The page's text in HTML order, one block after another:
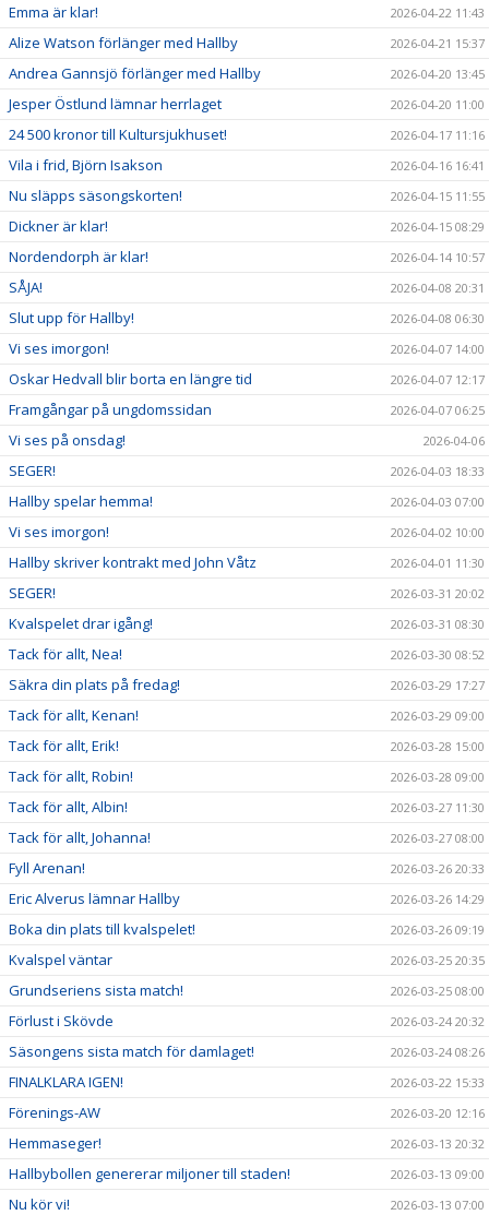
Emma är klar! 2026-04-22 11:43
Alize Watson förlänger med Hallby 2026-04-21 15:37
Andrea Gannsjö förlänger med Hallby 2026-04-20 13:45
Jesper Östlund lämnar herrlaget 2026-04-20 11:00
24 500 kronor till Kultursjukhuset! 2026-04-17 11:16
Vila i frid, Björn Isakson 2026-04-16 16:41
Nu släpps säsongskorten! 2026-04-15 11:55
Dickner är klar! 2026-04-15 08:29
Nordendorph är klar! 2026-04-14 10:57
SÅJA! 2026-04-08 20:31
Slut upp för Hallby! 2026-04-08 06:30
Vi ses imorgon! 2026-04-07 14:00
Oskar Hedvall blir borta en längre tid 2026-04-07 12:17
Framgångar på ungdomssidan 2026-04-07 06:25
Vi ses på onsdag! 2026-04-06
SEGER! 2026-04-03 18:33
Hallby spelar hemma! 2026-04-03 07:00
Vi ses imorgon! 2026-04-02 10:00
Hallby skriver kontrakt med John Våtz 2026-04-01 11:30
SEGER! 2026-03-31 20:02
Kvalspelet drar igång! 2026-03-31 08:30
Tack för allt, Nea! 2026-03-30 08:52
Säkra din plats på fredag! 2026-03-29 17:27
Tack för allt, Kenan! 2026-03-29 09:00
Tack för allt, Erik! 2026-03-28 15:00
Tack för allt, Robin! 2026-03-28 09:00
Tack för allt, Albin! 2026-03-27 11:30
Tack för allt, Johanna! 2026-03-27 08:00
Fyll Arenan! 2026-03-26 20:33
Eric Alverus lämnar Hallby 2026-03-26 14:29
Boka din plats till kvalspelet! 2026-03-26 09:19
Kvalspel väntar 2026-03-25 20:35
Grundseriens sista match! 2026-03-25 08:00
Förlust i Skövde 2026-03-24 20:32
Säsongens sista match för damlaget! 2026-03-24 08:26
FINALKLARA IGEN! 2026-03-22 15:33
Förenings-AW 2026-03-20 12:16
Hemmaseger! 2026-03-13 20:32
Hallbybollen genererar miljoner till staden! 2026-03-13 09:00
Nu kör vi! 2026-03-13 07:00